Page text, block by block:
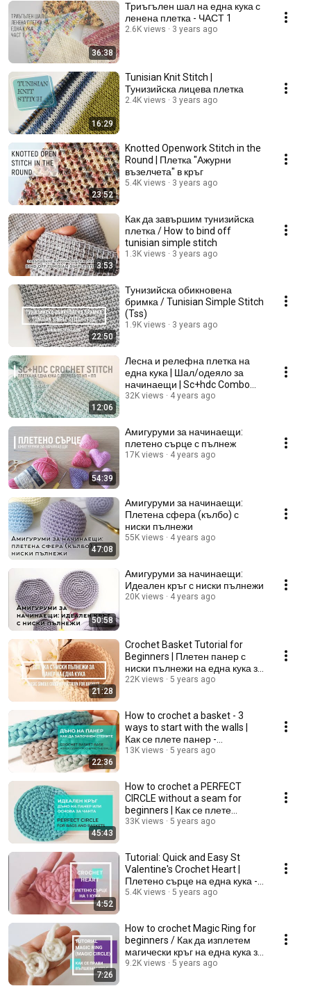
36:38
Триъгълен шал на една кука с
ленена плетка - ЧАСТ 1
2.6K views 3 years ago
16:29
Tunisian Knit Stitch |
Тунизийска лицева плетка
2.4K views 3 years ago
23:52
Knotted Openwork Stitch in the
Round | Плетка "Ажурни
възелчета" в кръг
5.4K views 3 years ago
3:53
Как да завършим тунизийска
плетка / How to bind off
tunisian simple stitch
1.3K views 3 years ago
22:50
Тунизийска обикновена
бримка / Tunisian Simple Stitch
(Tss)
1.9K views 3 years ago
12:06
Лесна и релефна плетка на
една кука | Шал/одеяло за
начинаещи | Sc+hdc Combo
Crochet Stitch
32K views 4 years ago
54:39
Амигуруми за начинаещи:
плетено сърце с пълнеж
17K views 4 years ago
47:08
Амигуруми за начинаещи:
Плетена сфера (кълбо) с
ниски пълнежи
55K views 4 years ago
50:58
Амигуруми за начинаещи:
Идеален кръг с ниски пълнежи
20K views 4 years ago
21:28
Crochet Basket Tutorial for
Beginners | Плетен панер с
ниски пълнежи на една кука за
начинаещи
22K views 5 years ago
22:36
How to crochet a basket - 3
ways to start with the walls |
Как се плете панер -
започване на стените
13K views 5 years ago
45:43
How to crochet a PERFECT
CIRCLE without a seam for
beginners | Как се плете
идеален кръг - начинаещи
33K views 5 years ago
4:52
Tutorial: Quick and Easy St
Valentine's Crochet Heart |
Плетено сърце на една кука -
бързо и лесно
5.4K views 5 years ago
7:26
How to crochet Magic Ring for
beginners / Как да изплетем
магически кръг на една кука за
начинаещи
9.2K views 5 years ago